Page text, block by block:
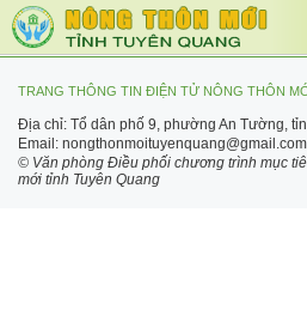
TRANG THÔNG TIN ĐIỆN TỬ NÔNG THÔN
Địa chỉ: Tổ dân phố 9, phường An Tường,
Email: nongthonmoituyenquang@gmail.com
© Văn phòng Điều phối chương trình mục
mới tỉnh Tuyên Quang